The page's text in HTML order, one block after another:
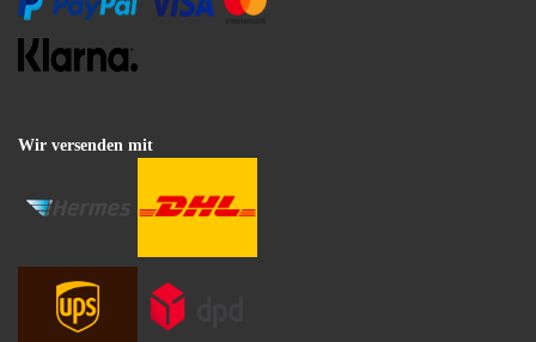
Wir versenden mit